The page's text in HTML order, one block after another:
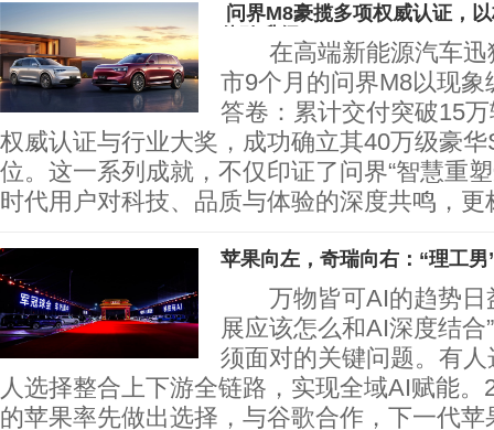
问界M8豪揽多项权威认证，
在高端新能源汽车迅
市9个月的问界M8以现
答卷：累计交付突破15
权威认证与行业大奖，成功确立其40万级豪
位。这一系列成就，不仅印证了问界“智慧重
时代用户对科技、品质与体验的深度共鸣，
苹果向左，奇瑞向右：“理工
万物皆可AI的趋势日
展应该怎么和AI深度结合
须面对的关键问题。有
人选择整合上下游全链路，实现全域AI赋能
的苹果率先做出选择，与谷歌合作，下一代